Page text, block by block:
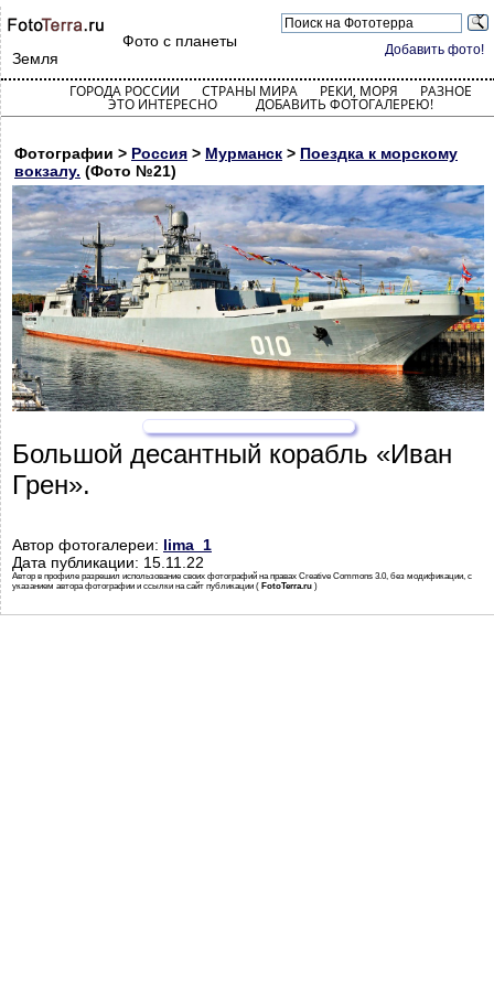
Добавить фото!
Фото с планеты
Земля
ГОРОДА РОССИИ СТРАНЫ МИРА РЕКИ, МОРЯ РАЗНОЕ
ЭТО ИНТЕРЕСНО ДОБАВИТЬ ФОТОГАЛЕРЕЮ!
Фотографии > Россия > Мурманск > Поездка к морскому
вокзалу. (Фото №21)
Большой десантный корабль «Иван
Грен».
Автор фотогалереи: lima_1
Дата публикации: 15.11.22
Автор в профиле разрешил использование своих фотографий на правах Creative Commons 3.0, без модификации, с
указанием автора фотографии и ссылки на сайт публикации ( FotoTerra.ru )